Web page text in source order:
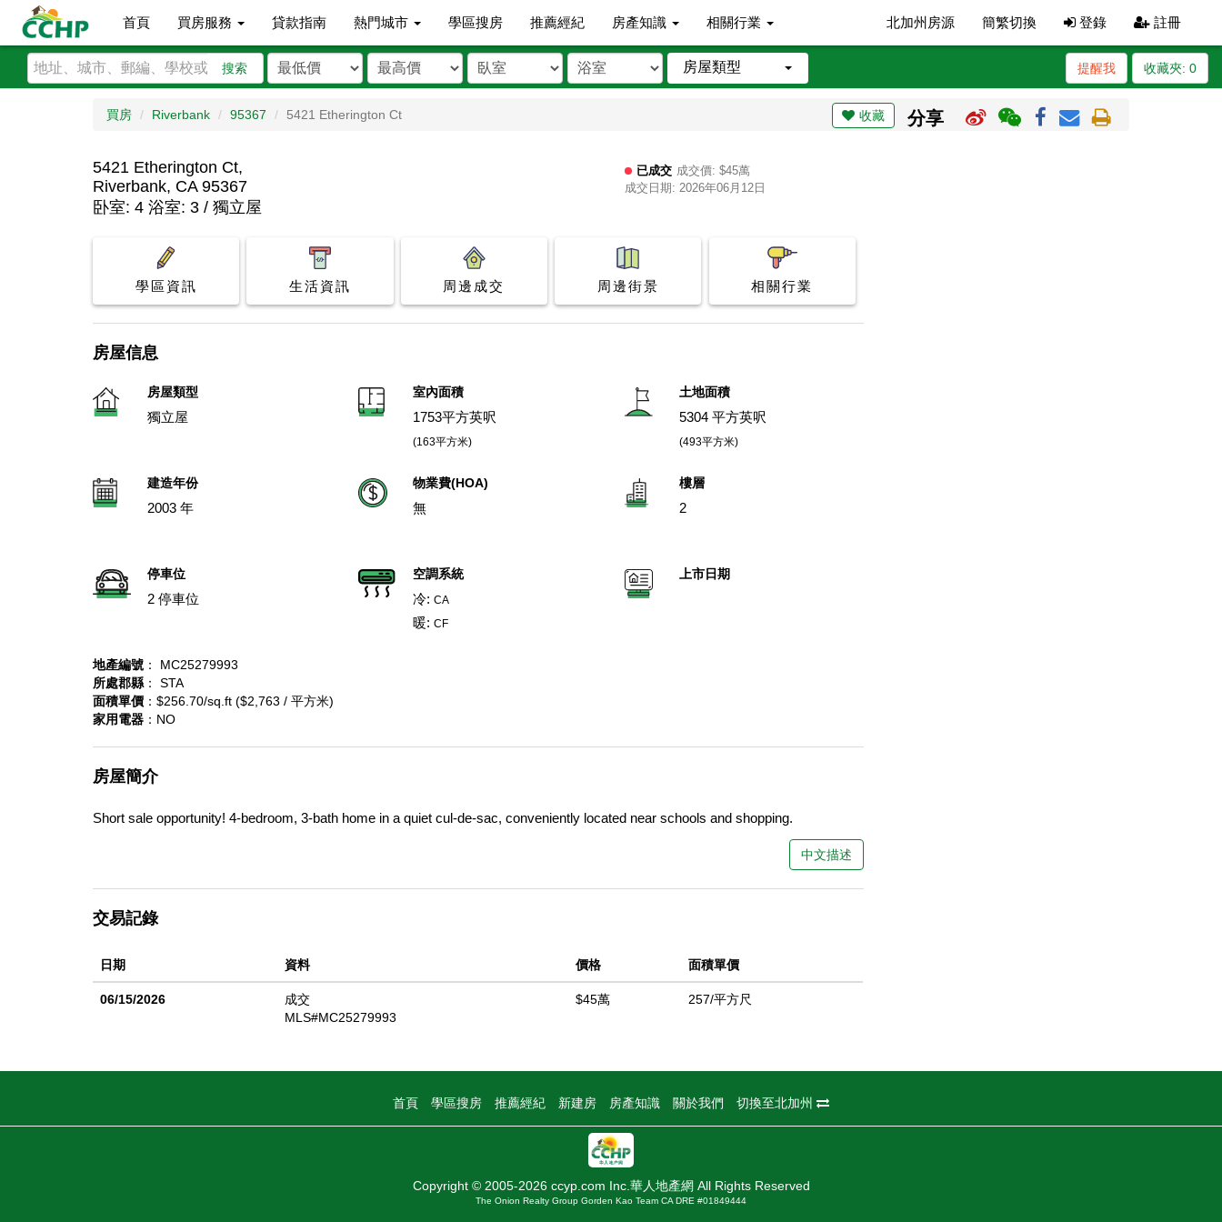
首頁 買房服務 貸款指南 熱門城市 學區搜房 推薦經紀 房產知識 相關行業 北加州房源 簡繁切換 登錄 註冊
搜索 房屋類型 收藏夾: 0
提醒我
買房 Riverbank 95367 5421 Etherington Ct 收藏 分享
5421 Etherington Ct,
Riverbank, CA 95367
已成交 成交價: $45萬
成交日期: 2026年06月12日
卧室: 4 浴室: 3 / 獨立屋
學區資訊 生活資訊 周邊成交 周邊街景 相關行業
房屋信息
房屋類型
獨立屋
室內面積
1753平方英呎
(163平方米)
土地面積
5304 平方英呎
(493平方米)
建造年份
2003 年
物業費(HOA)
無
樓層
2
停車位
2 停車位
空調系統
冷:CA
暖:CF
上市日期
地產編號 ： MC25279993
所處郡縣 ： STA
面積單價 ：$256.70/sq.ft ($2,763 / 平方米)
家用電器 ：NO
房屋簡介
Short sale opportunity! 4-bedroom, 3-bath home in a quiet cul-de-sac, conveniently located near schools and shopping.
中文描述
交易記錄
日期 資料 價格 面積單價
06/15/2026
成交
MLS#MC25279993
$45萬 257/平方尺
首頁 學區搜房 推薦經紀 新建房 房產知識 關於我們 切換至北加州
Copyright © 2005-2026 ccyp.com Inc.華人地產網 All Rights Reserved
The Onion Realty Group Gorden Kao Team CA DRE #01849444